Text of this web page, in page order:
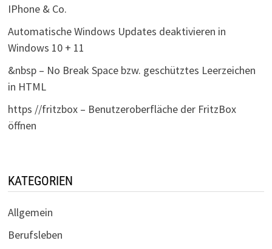
IPhone & Co.
Automatische Windows Updates deaktivieren in
Windows 10 + 11
&nbsp – No Break Space bzw. geschütztes Leerzeichen
in HTML
https //fritzbox – Benutzeroberfläche der FritzBox
öffnen
KATEGORIEN
Allgemein
Berufsleben